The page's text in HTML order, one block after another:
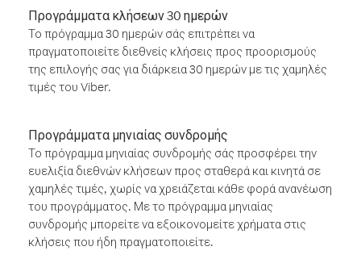
Προγράμματα κλήσεων 30 ημερών
Το πρόγραμμα 30 ημερών σάς επιτρέπει να
πραγματοποιείτε διεθνείς κλήσεις προς προορισμούς
της επιλογής σας για διάρκεια 30 ημερών με τις χαμηλές
τιμές του Viber.
Προγράμματα μηνιαίας συνδρομής
Το πρόγραμμα μηνιαίας συνδρομής σάς προσφέρει την
ευελιξία διεθνών κλήσεων προς σταθερά και κινητά σε
χαμηλές τιμές, χωρίς να χρειάζεται κάθε φορά ανανέωση
του προγράμματος. Με το πρόγραμμα μηνιαίας
συνδρομής μπορείτε να εξοικονομείτε χρήματα στις
κλήσεις που ήδη πραγματοποιείτε.